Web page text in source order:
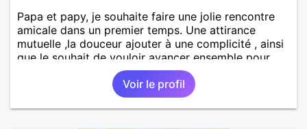
Papa et papy, je souhaite faire une jolie rencontre
amicale dans un premier temps. Une attirance
mutuelle ,la douceur ajouter à une complicité , ainsi
que le souhait de vouloir avancer ensemble pour
vrai jolie histoire d'amour basée sur la confiance
l'honnêteté et la fidélité.j'habite ma maison à la
campagne. Je pourrais envisager une délocalisation.
Voir le profil